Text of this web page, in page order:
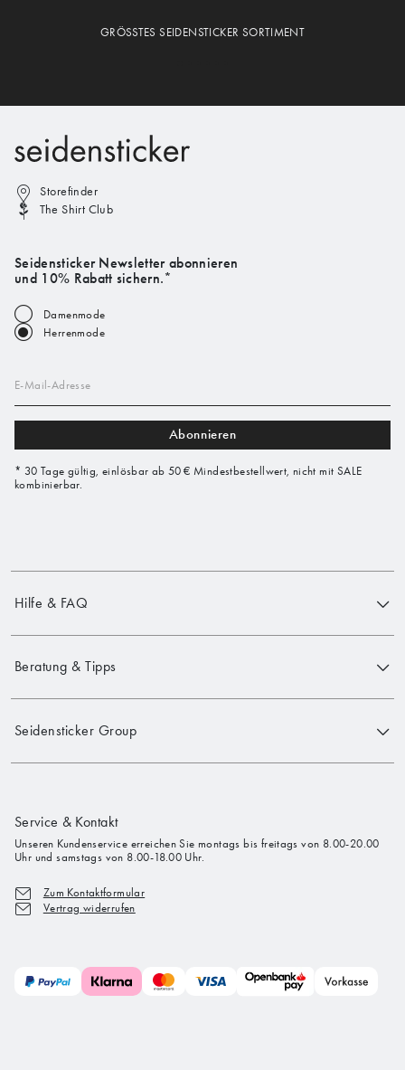
GRÖSSTES SEIDENSTICKER SORTIMENT
Storefinder
The Shirt Club
Seidensticker Newsletter abonnieren
und 10% Rabatt sichern.*
Damenmode
Herrenmode
E-Mail-Adresse
Abonnieren
* 30 Tage gültig, einlösbar ab 50 € Mindestbestellwert, nicht mit SALE
kombinierbar.
Hilfe & FAQ
Beratung & Tipps
Seidensticker Group
Service & Kontakt
Unseren Kundenservice erreichen Sie montags bis freitags von 8.00-20.00
Uhr und samstags von 8.00-18.00 Uhr.
Zum Kontaktformular
Vertrag widerrufen